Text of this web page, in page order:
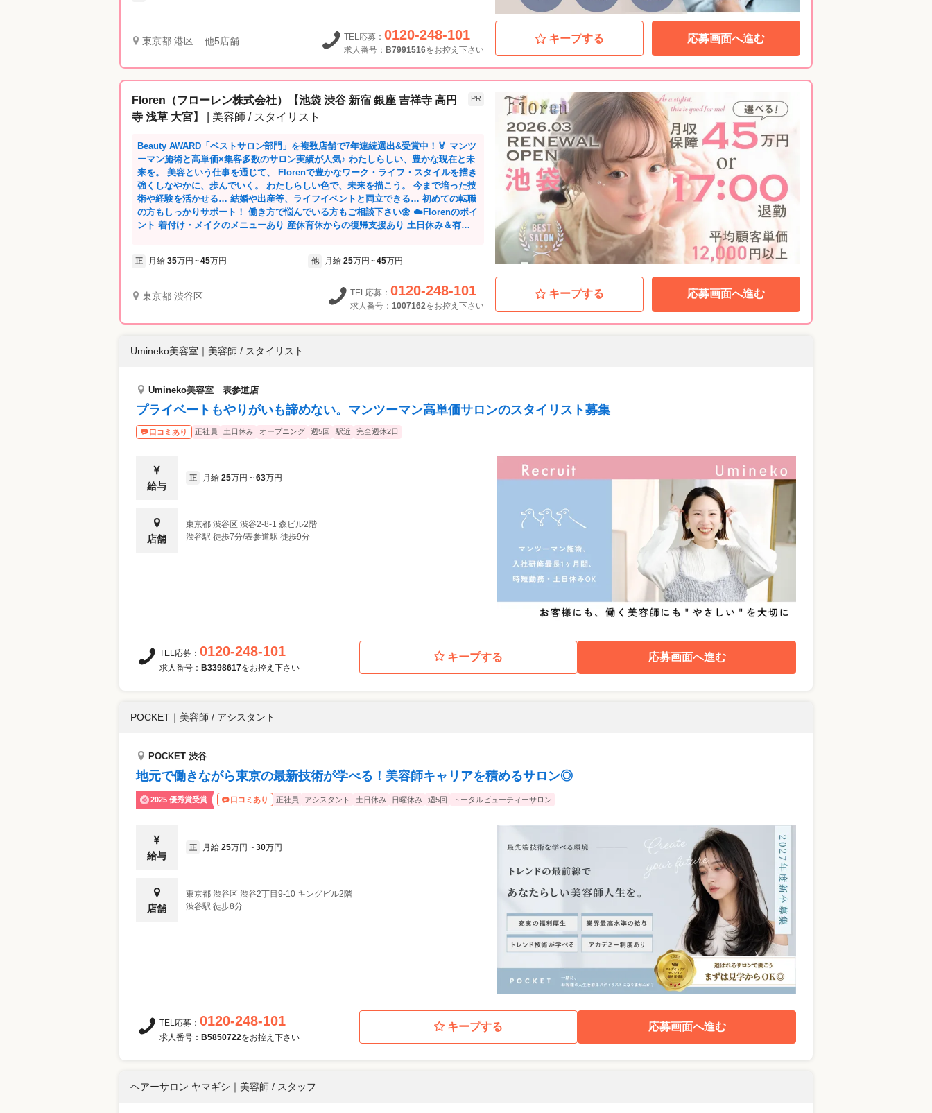
東京都 港区 ...他5店舗 TEL応募： 0120-248-101
求人番号： B7991516をお控え下さい
キープする 応募画面へ進む
Floren（フローレン株式会社）【池袋 渋谷 新宿 銀座 吉祥寺 高円
寺 浅草 大宮】
| 美容師 / スタイリスト
PR
Beauty AWARD「ベストサロン部門」を複数店舗で7年連続選出&受賞中！🏅 マンツ
ーマン施術と高単価×集客多数のサロン実績が人気♪ わたしらしい、豊かな現在と未
来を。 美容という仕事を通じて、 Florenで豊かなワーク・ライフ・スタイルを描き
強くしなやかに、歩んでいく。 わたしらしい色で、未来を描こう。 今まで培った技
術や経験を活かせる… 結婚や出産等、ライフイベントと両立できる… 初めての転職
の方もしっかりサポート！ 働き方で悩んでいる方もご相談下さい🌼 ☁️Florenのポイ
ント 着付け・メイクのメニューあり 産休育休からの復帰支援あり 土日休み＆有休
（他エリアは金額が異なります） 正社員スタイリスト ①１年間×３５万円 ②半年間
×４０万円 ③３ヶ月間×４５万円 ※週休2日 月/22日出勤 短時間正社員スタイリス
ト ☆１年間×２８万円 ※週休2日 月/22日出勤（～17:00） 入社スタッフインタビュ
ー💭 『私は以前のサロンがお客さまを次々にこなしていくスタイルで、丁寧に向き
ッフの両方を大事にしている会社だなということです。』
正 月給 35万円 ~45万円 他 月給 25万円 ~45万円
東京都 渋谷区 TEL応募： 0120-248-101
求人番号： 1007162をお控え下さい
キープする 応募画面へ進む
Umineko美容室 ｜ 美容師 / スタイリスト
Umineko美容室 表参道店
プライベートもやりがいも諦めない。マンツーマン高単価サロンのスタイリスト募集
口コミあり 正社員 土日休み オープニング 週5回 駅近 完全週休2日
給与
正 月給 25万円 ~ 63万円
店舗
東京都 渋谷区 渋谷2-8-1 森ビル2階
渋谷駅 徒歩7分/表参道駅 徒歩9分
キープする 応募画面へ進む
TEL応募： 0120-248-101
求人番号： B3398617をお控え下さい
POCKET ｜ 美容師 / アシスタント
POCKET 渋谷
地元で働きながら東京の最新技術が学べる！美容師キャリアを積めるサロン◎
2025 優秀賞受賞 口コミあり 正社員 アシスタント 土日休み 日曜休み 週5回 トータルビューティーサロン
給与
正 月給 25万円 ~ 30万円
店舗
東京都 渋谷区 渋谷2丁目9-10 キングビル2階
渋谷駅 徒歩8分
キープする 応募画面へ進む
TEL応募： 0120-248-101
求人番号： B5850722をお控え下さい
ヘアーサロン ヤマギシ ｜ 美容師 / スタッフ